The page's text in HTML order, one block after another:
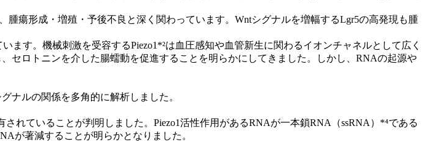
瘍形成・増殖・予後不良と深く関わっています。Wntシグナルを増幅するLgr5の高発現も腫
す。機械刺激を受容するPiezo1*²は血圧感知や血管新生に関わるイオンチャネルとして広く
セロトニンを介した腸蠕動を促進することを明らかにしてきました。しかし、RNAの起源や
ナルの関係を多角的に解析しました。
れていることが判明しました。Piezo1活性作用があるRNAが一本鎖RNA（ssRNA）*⁴である
が著減することが明らかとなりました。